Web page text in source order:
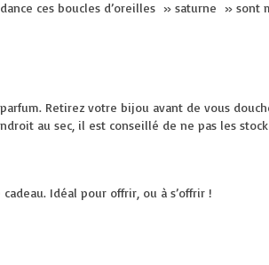
ces boucles d’oreilles » saturne » sont
Retirez votre bijou avant de vous
au sec, il est conseillé de ne pas les
Idéal pour offrir, ou à s’offrir !